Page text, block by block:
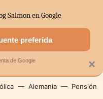
MERCADOS
Alemania Pensión
×
Salmon en Google
preferida
de Google